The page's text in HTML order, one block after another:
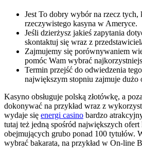
Jest To dobry wybór na rzecz tych,
rzeczywistego kasyna w Ameryce.
Jeśli dzierżysz jakieś zapytania
skontaktuj się wraz z
Zajmujemy się porównywaniem
pomóc Wam wybrać
Termin przejść do odwiedzenia
największym stopniu zajmuje dużo
Kasyno obsługuje polską złotówkę, a
dokonywać na przykład wraz z
wydaje się energi casino bardzo
tutaj też jedną spośród największych
obejmujących grubo ponad 100 tytułów.
wybrać bakarata, na przykład w On-line